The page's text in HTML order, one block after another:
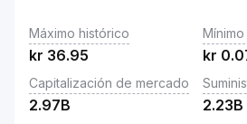
Máximo histórico
kr 36.95 kr
Capitalización de mercado
2.97B 2.23B